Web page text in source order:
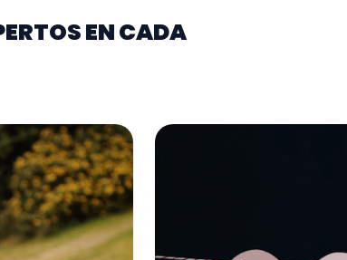
EN CADA